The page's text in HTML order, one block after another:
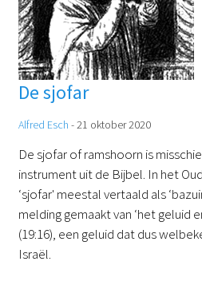
De sjofar
Alfred Esch -21 oktober 2020
De sjofar of ramshoorn is
instrument uit de Bijbel. In het
‘sjofar' meestal vertaald als
melding gemaakt van ‘het geluid
(19:16), een geluid dat dus
Israël.